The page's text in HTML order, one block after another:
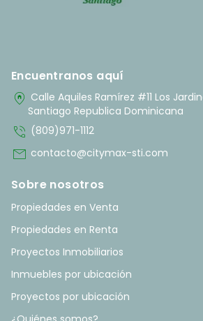
Encuentranos aquí
home_pin Calle Aquiles Ramírez #11 Los
Santiago Republica Dominicana
phone_in_talk (809)971-1112
mail contacto@citymax-sti.com
Sobre nosotros
Propiedades en Venta
Propiedades en Renta
Proyectos Inmobiliarios
Inmuebles por ubicación
Proyectos por ubicación